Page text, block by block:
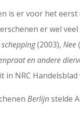
is er voor het
er wel
(2003),Nee
en andere
in NRC
Berlijnstelde